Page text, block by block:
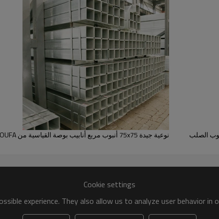
نوعية جيدة 75x75 أنبوب مربع أنابيب بوصة القياسية من YOUFA
Cookie settings
experience. They also allow us to analyze user behavior